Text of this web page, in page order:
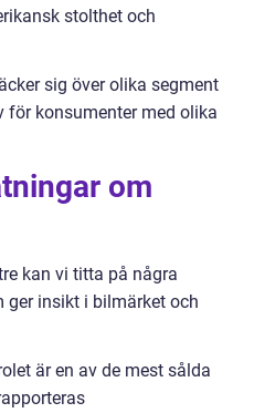
stolthet och
sig över olika segment
för konsumenter med olika
om
kan vi titta på några
insikt i bilmärket och
är en av de mest sålda